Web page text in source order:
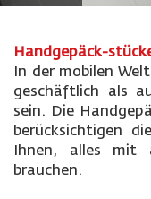
Handgepäck-
In der mobilen
geschäftlich als
sein. Die
berücksichtigen
Ihnen, alles mit
brauchen.